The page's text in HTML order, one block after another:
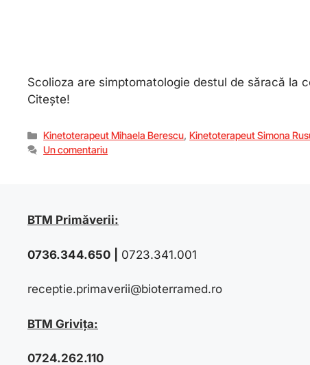
Scolioza are simptomatologie destul de săracă la
Citește!
Kinetoterapeut Mihaela Berescu,Kinetoterapeut Simona
Un comentariu
BTM Primăverii:
0736.344.650 0723.341.001
receptie.primaverii@bioterramed.ro
BTM Grivița:
0724.262.110